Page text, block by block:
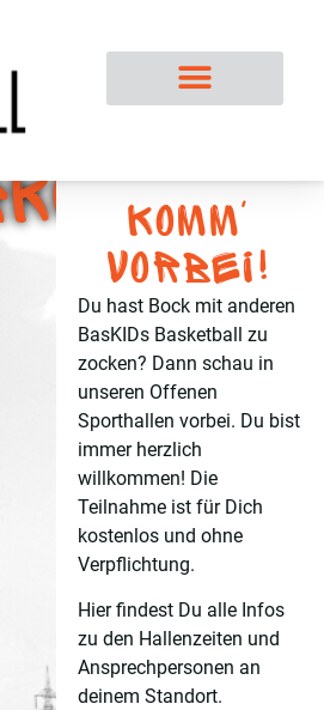
Komm'
vorbei!
Du hast Bock mit anderen
BasKIDs Basketball zu
zocken? Dann schau in
unseren Offenen
Sporthallen vorbei. Du bist
immer herzlich
willkommen! Die
Teilnahme ist für Dich
kostenlos und ohne
Verpflichtung.
Hier findest Du alle Infos
zu den Hallenzeiten und
Ansprechpersonen an
deinem Standort.